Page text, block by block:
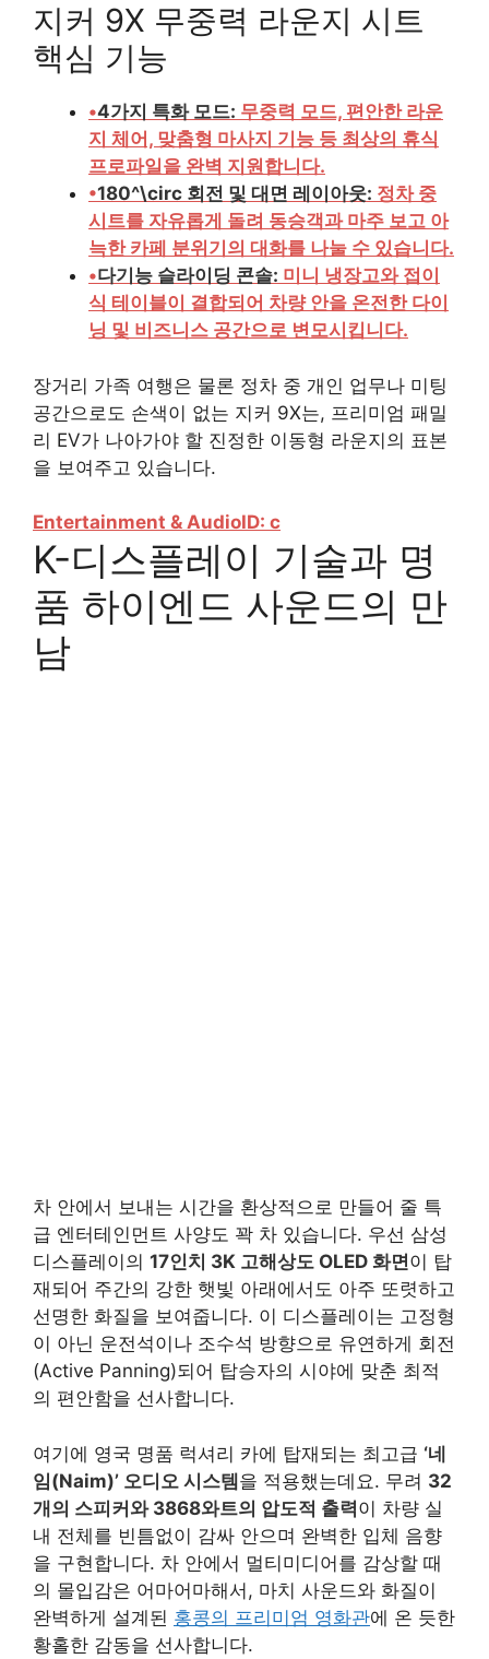
지커 9X 무중력 라운지 시트
핵심 기능
•4가지 특화 모드: 무중력 모드, 편안한 라운
지 체어, 맞춤형 마사지 기능 등 최상의 휴식
프로파일을 완벽 지원합니다.
•180^\circ 회전 및 대면 레이아웃: 정차 중
시트를 자유롭게 돌려 동승객과 마주 보고 아
늑한 카페 분위기의 대화를 나눌 수 있습니다.
•다기능 슬라이딩 콘솔: 미니 냉장고와 접이
식 테이블이 결합되어 차량 안을 온전한 다이
닝 및 비즈니스 공간으로 변모시킵니다.
장거리 가족 여행은 물론 정차 중 개인 업무나 미팅
공간으로도 손색이 없는 지커 9X는, 프리미엄 패밀
리 EV가 나아가야 할 진정한 이동형 라운지의 표본
을 보여주고 있습니다.
Entertainment & AudioID: c
K-디스플레이 기술과 명
품 하이엔드 사운드의 만
남
차 안에서 보내는 시간을 환상적으로 만들어 줄 특
급 엔터테인먼트 사양도 꽉 차 있습니다. 우선 삼성
디스플레이의 17인치 3K 고해상도 OLED 화면이 탑
재되어 주간의 강한 햇빛 아래에서도 아주 또렷하고
선명한 화질을 보여줍니다. 이 디스플레이는 고정형
이 아닌 운전석이나 조수석 방향으로 유연하게 회전
(Active Panning)되어 탑승자의 시야에 맞춘 최적
의 편안함을 선사합니다.
여기에 영국 명품 럭셔리 카에 탑재되는 최고급 ‘네
임(Naim)’ 오디오 시스템을 적용했는데요. 무려 32
개의 스피커와 3868와트의 압도적 출력이 차량 실
내 전체를 빈틈없이 감싸 안으며 완벽한 입체 음향
을 구현합니다. 차 안에서 멀티미디어를 감상할 때
의 몰입감은 어마어마해서, 마치 사운드와 화질이
완벽하게 설계된 홍콩의 프리미엄 영화관에 온 듯한
황홀한 감동을 선사합니다.